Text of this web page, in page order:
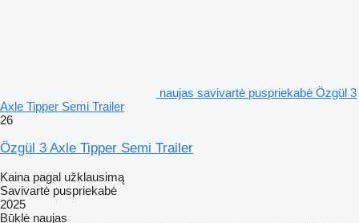
naujas savivartė puspriekabė Özgül 3
Axle Tipper Semi Trailer
26
Özgül 3 Axle Tipper Semi Trailer
Kaina pagal užklausimą
Savivartė puspriekabė
2025
Būklė naujas